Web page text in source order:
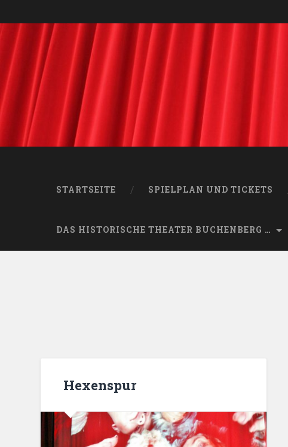
STARTSEITE SPIELPLAN UND TICKETS
DAS HISTORISCHE THEATER BUCHENBERG …
Hexenspur